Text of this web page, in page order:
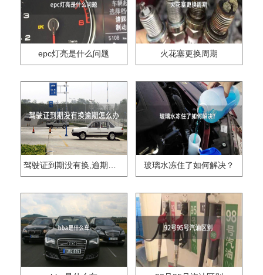
epc灯亮是什么问题 火花塞更换周期
驾驶证到期没有换,逾期怎么办?? 玻璃水冻住了如何解决？